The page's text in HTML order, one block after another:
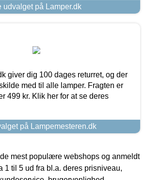
udvalget på Lamper.dk
giver dig 100 dages returret, og der
med til alle lamper. Fragten er
499 kr. Klik her for at se deres
på Lampemesteren.dk
mest populære webshops og anmeldt
1 til 5 ud fra bl.a. deres prisniveau,